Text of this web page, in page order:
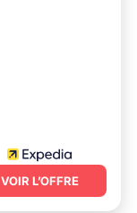
VOIR L’OFFRE